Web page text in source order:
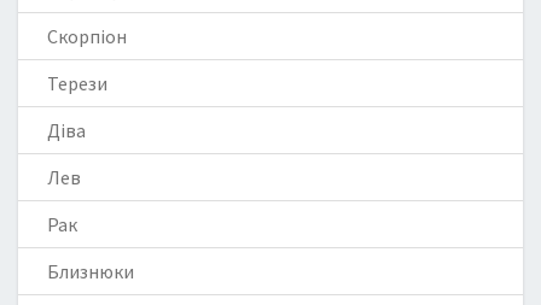
Скорпіон
Терези
Діва
Лев
Рак
Близнюки